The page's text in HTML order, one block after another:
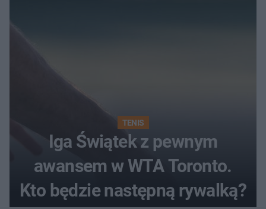
TENIS
Iga Świątek z pewnym
awansem w WTA Toronto.
Kto będzie następną rywalką?